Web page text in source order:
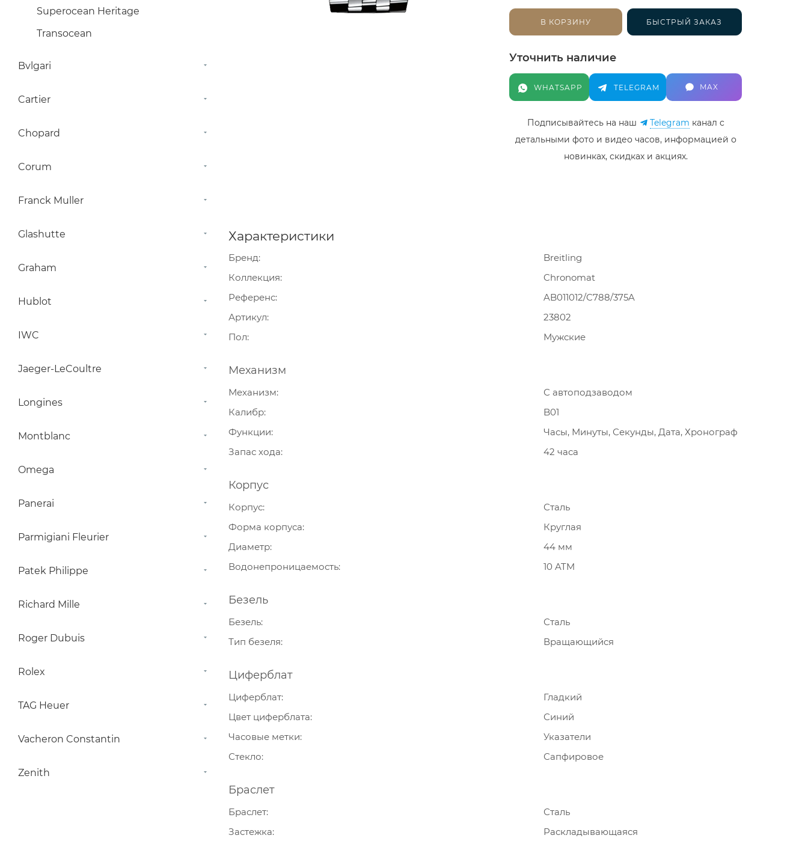
В КОРЗИНУ БЫСТРЫЙ ЗАКАЗ
Уточнить наличие
WHATSAPP TELEGRAM MAX
Подписывайтесь на наш Telegram канал c
детальными фото и видео часов, информацией о
новинках, скидках и акциях.
Характеристики
Бренд
Breitling
Коллекция
Chronomat
Референс
AB011012/C788/375A
Артикул
23802
Пол
Мужские
Механизм
Механизм
С автоподзаводом
Калибр
B01
Функции
Часы, Минуты, Секунды, Дата, Хронограф
Запас хода
42 часа
Корпус
Корпус
Сталь
Форма корпуса
Круглая
Диаметр
44 мм
Водонепроницаемость
10 ATM
Безель
Безель
Сталь
Тип безеля
Вращающийся
Циферблат
Циферблат
Гладкий
Цвет циферблата
Синий
Часовые метки
Указатели
Стекло
Сапфировое
Браслет
Браслет
Сталь
Застежка
Раскладывающаяся
Superocean Heritage
Transocean
Bvlgari
Cartier
Chopard
Corum
Franck Muller
Glashutte
Graham
Hublot
IWC
Jaeger-LeCoultre
Longines
Montblanc
Omega
Panerai
Parmigiani Fleurier
Patek Philippe
Richard Mille
Roger Dubuis
Rolex
TAG Heuer
Vacheron Constantin
Zenith